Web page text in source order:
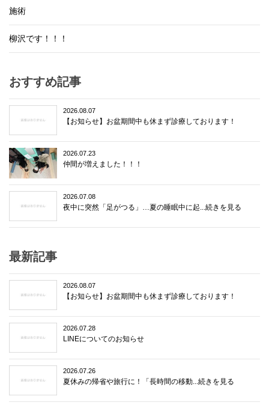
施術
柳沢です！！！
おすすめ記事
2026.08.07
【お知らせ】お盆期間中も休まず診療しております！
2026.07.23
仲間が増えました！！！
2026.07.08
夜中に突然「足がつる」…夏の睡眠中に起...続きを見る
最新記事
2026.08.07
【お知らせ】お盆期間中も休まず診療しております！
2026.07.28
LINEについてのお知らせ
2026.07.26
夏休みの帰省や旅行に！「長時間の移動...続きを見る